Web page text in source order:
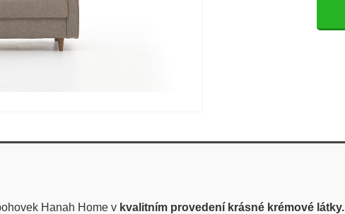
Hanah Home v kvalitním provedení krásné krémové látky.